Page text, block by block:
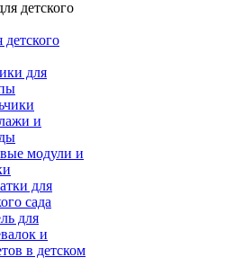
для
и
модули и
для
сада
для
и
в детском